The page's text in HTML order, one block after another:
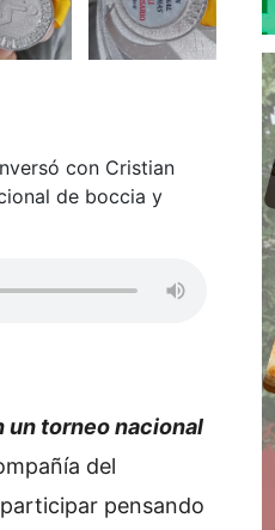
con Cristian
de boccia y
un torneo nacional
del
pensando